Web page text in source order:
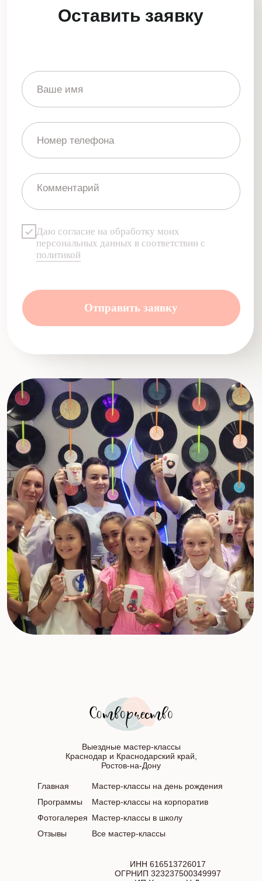
Выездные мастер-классы
Краснодар и Краснодарский край,
Ростов-на-Дону
ИНН 616513726017
ОГРНИП 323237500349997
Главная
Программы
Фотогалерея
Отзывы
Мастер-классы на день рождения
Мастер-классы на корпоратив
Мастер-классы в школу
Все мастер-классы